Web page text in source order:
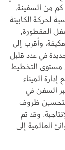
غرفة بالأعلى أو من بعد من غرفة تحكم بمسافة 1 كم من السفينة،
لحركة الكابينة
مكان الحاويات التي هي 40م أسفل المقطورة,
وأقرب إلى
في عدد قليل
مستوى التخطيط
الميناء
السفن في
لتحسين ظروف
وقد تم
العالمية إلى